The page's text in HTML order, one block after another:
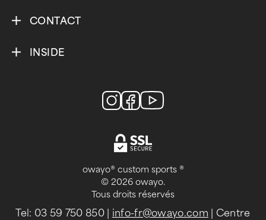
CONTACT
INSIDE
owayo® custom sports ®
© 2026 owayo.
Tous droits réservés
Tel: 03 59 750 850| info-fr@owayo.com | Centre